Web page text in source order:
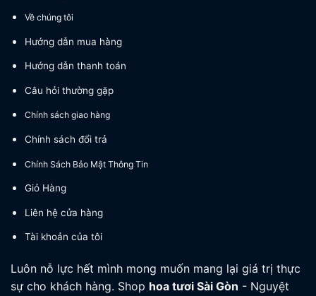
Về chúng tôi
Hướng dẫn mua hàng
Hướng dẫn thanh toán
Câu hỏi thường gặp
Chính sách giao hàng
Chính sách đổi trả
Chính Sách Bảo Mật Thông Tin
Giỏ Hàng
Liên hệ cửa hàng
Tài khoản của tôi
Luôn nỗ lực hết mình mong muốn mang lại giá trị thực
sự cho khách hàng. Shop hoa tươi Sài Gòn - Nguyệt